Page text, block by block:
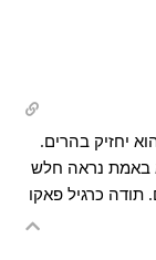
יחזיק בהרים.
באמת נראה חלש
תודה כרגיל פאקו